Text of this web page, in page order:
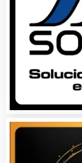
Análisis de
Animadores
Aparatos
Artes